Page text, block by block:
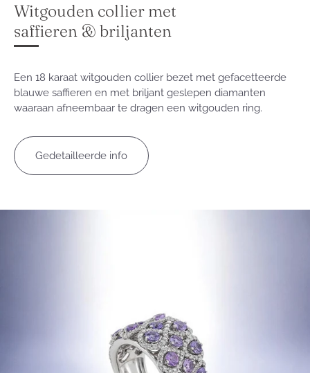
Witgouden collier met
saffieren & briljanten
Een 18 karaat witgouden collier bezet met gefacetteerde
blauwe saffieren en met briljant geslepen diamanten
waaraan afneembaar te dragen een witgouden ring.
Gedetailleerde info